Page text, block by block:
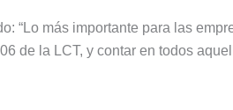
“Lo más importante para las
de la LCT, y contar en todos